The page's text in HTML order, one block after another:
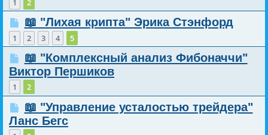
1 2
📖 "Лихая крипта" Эрика Стэнфорд
1 2 3 4 5
📖 "Комплексный анализ Фибоначчи"
Виктор Першиков
1 2
📖 "Управление усталостью трейдера"
Ланс Бегс